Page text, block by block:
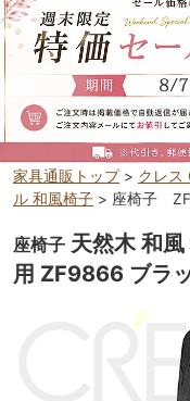
家具通販トップ> クレス
ル 和風椅子 > 座椅子
座椅子 天然木 和
用 ZF9866 ブラ